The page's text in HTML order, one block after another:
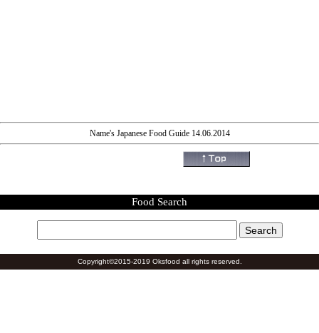
Name's Japanese Food Guide 14.06.2014
Food Search
Copyright©2015-2019 Oksfood all rights reserved.